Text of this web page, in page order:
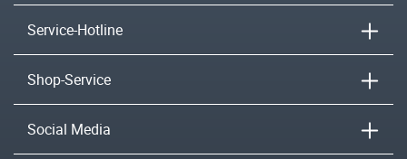
Service-Hotline
Shop-Service
Social Media